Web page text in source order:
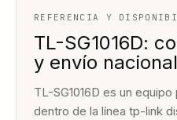
REFERENCIA Y
TL-SG1016D:
y envío nacional
TL-SG1016D es un
dentro de la línea tp-link